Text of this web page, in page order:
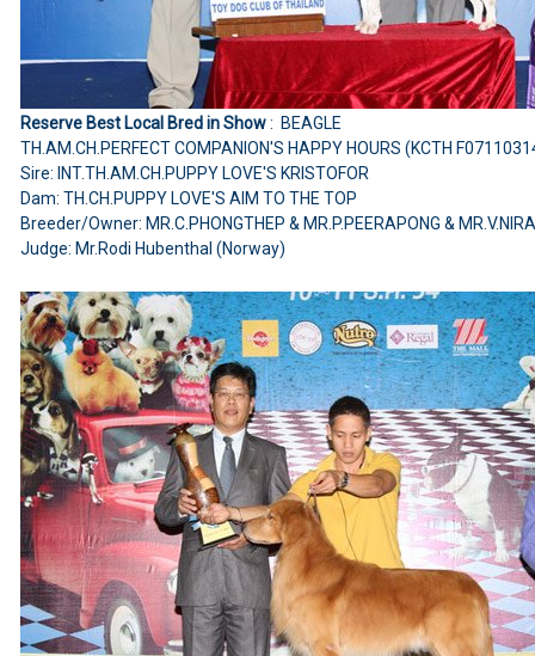
Reserve Best Local Bred in Show: BEAGLE
TH.AM.CH.PERFECT COMPANION'S HAPPY HOURS (KCTH
Sire: INT.TH.AM.CH.PUPPY LOVE'S KRISTOFOR
Dam: TH.CH.PUPPY LOVE'S AIM TO THE TOP
Breeder/Owner: MR.C.PHONGTHEP & MR.P.PEERAPONG &
Judge: Mr.Rodi Hubenthal (Norway)